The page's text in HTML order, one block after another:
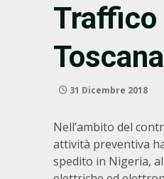
31 Dicembre 2018
Nell’ambito del
attività preventiva
spedito in Nigeria,